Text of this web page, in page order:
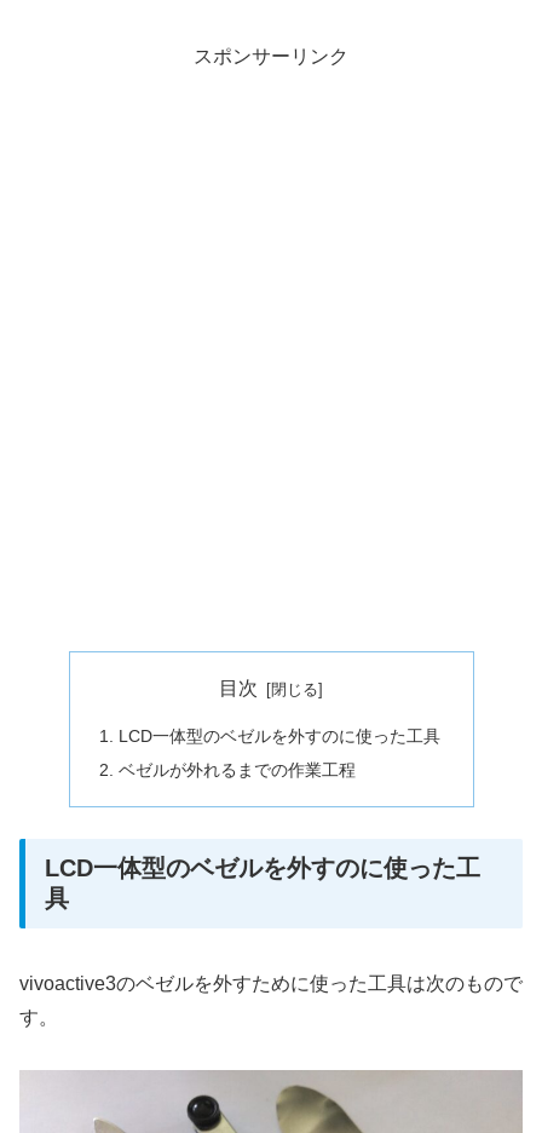
スポンサーリンク
目次
LCD一体型のベゼルを外すのに使った工具
ベゼルが外れるまでの作業工程
LCD一体型のベゼルを外すのに使った工
具
vivoactive3のベゼルを外すために使った工具は次のもので
す。